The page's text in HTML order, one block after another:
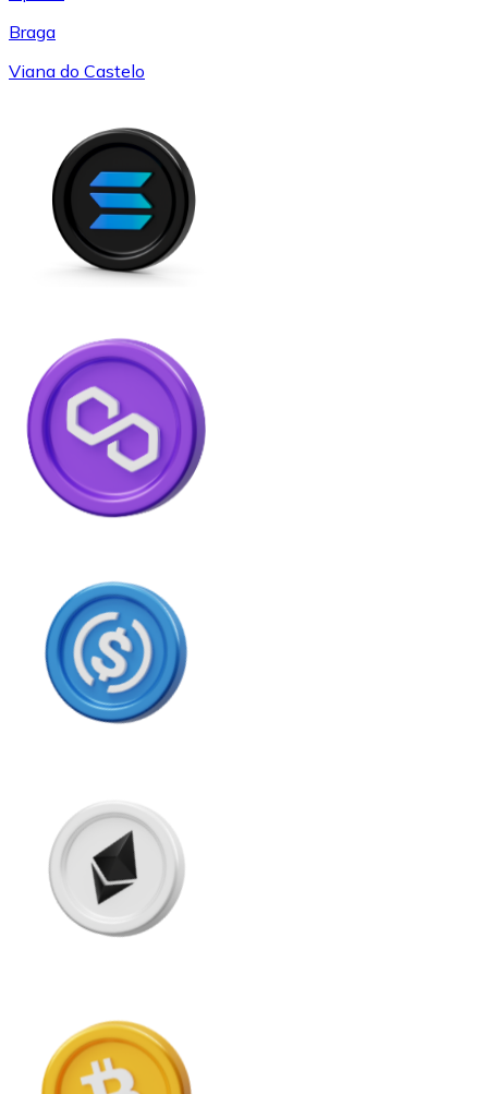
Braga
Viana do Castelo